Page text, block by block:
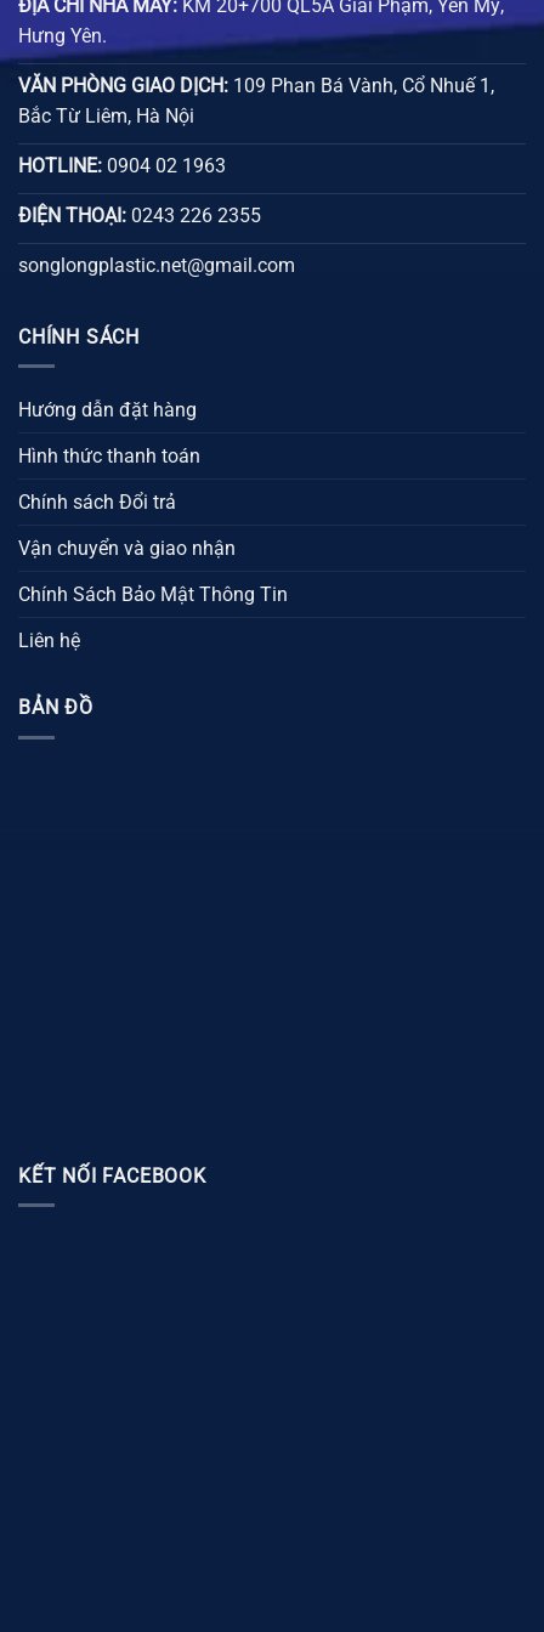
ĐỊA CHỈ NHÀ MÁY: KM 20+700 QL5A Giai Phạm, Yên Mỹ,
Hưng Yên.
VĂN PHÒNG GIAO DỊCH: 109 Phan Bá Vành, Cổ Nhuế 1,
Bắc Từ Liêm, Hà Nội
HOTLINE: 0904 02 1963
ĐIỆN THOẠI: 0243 226 2355
songlongplastic.net@gmail.com
CHÍNH SÁCH
Hướng dẫn đặt hàng
Hình thức thanh toán
Chính sách Đổi trả
Vận chuyển và giao nhận
Chính Sách Bảo Mật Thông Tin
Liên hệ
BẢN ĐỒ
KẾT NỐI FACEBOOK